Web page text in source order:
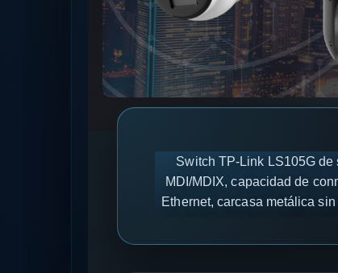
Switch TP-Link LS105G
MDI/MDIX, capacidad de
Ethernet, carcasa metálica